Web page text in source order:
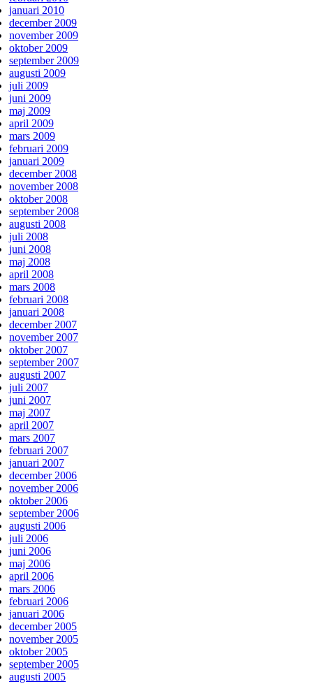
januari 2010
december 2009
november 2009
oktober 2009
september 2009
augusti 2009
juli 2009
juni 2009
maj 2009
april 2009
mars 2009
februari 2009
januari 2009
december 2008
november 2008
oktober 2008
september 2008
augusti 2008
juli 2008
juni 2008
maj 2008
april 2008
mars 2008
februari 2008
januari 2008
december 2007
november 2007
oktober 2007
september 2007
augusti 2007
juli 2007
juni 2007
maj 2007
april 2007
mars 2007
februari 2007
januari 2007
december 2006
november 2006
oktober 2006
september 2006
augusti 2006
juli 2006
juni 2006
maj 2006
april 2006
mars 2006
februari 2006
januari 2006
december 2005
november 2005
oktober 2005
september 2005
augusti 2005